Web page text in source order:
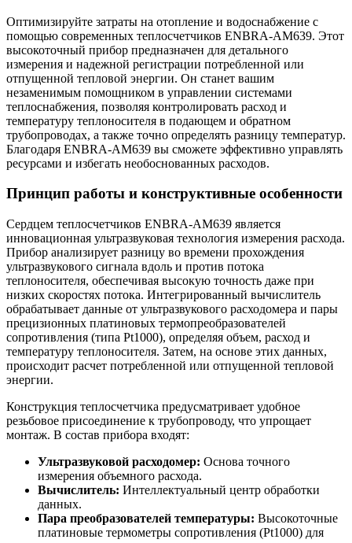
Оптимизируйте затраты на отопление и водоснабжение с
помощью современных теплосчетчиков ENBRA-АМ639. Этот
высокоточный прибор предназначен для детального
измерения и надежной регистрации потребленной или
отпущенной тепловой энергии. Он станет вашим
незаменимым помощником в управлении системами
теплоснабжения, позволяя контролировать расход и
температуру теплоносителя в подающем и обратном
трубопроводах, а также точно определять разницу температур.
Благодаря ENBRA-АМ639 вы сможете эффективно управлять
ресурсами и избегать необоснованных расходов.
Принцип работы и конструктивные особенности
Сердцем теплосчетчиков ENBRA-АМ639 является
инновационная ультразвуковая технология измерения расхода.
Прибор анализирует разницу во времени прохождения
ультразвукового сигнала вдоль и против потока
теплоносителя, обеспечивая высокую точность даже при
низких скоростях потока. Интегрированный вычислитель
обрабатывает данные от ультразвукового расходомера и пары
прецизионных платиновых термопреобразователей
сопротивления (типа Pt1000), определяя объем, расход и
температуру теплоносителя. Затем, на основе этих данных,
происходит расчет потребленной или отпущенной тепловой
энергии.
Конструкция теплосчетчика предусматривает удобное
резьбовое присоединение к трубопроводу, что упрощает
монтаж. В состав прибора входят:
Ультразвуковой расходомер: Основа точного
измерения объемного расхода.
Вычислитель: Интеллектуальный центр обработки
данных.
Пара преобразователей температуры: Высокоточные
платиновые термометры сопротивления (Pt1000) для